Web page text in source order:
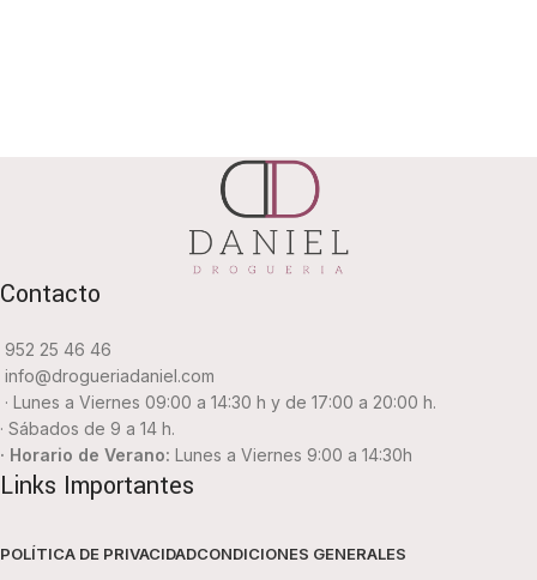
Contacto
952 25 46 46
info@drogueriadaniel.com
· Lunes a Viernes 09:00 a 14:30 h y de 17:00 a 20:00 h.
· Sábados de 9 a 14 h.
· Horario de Verano: Lunes a Viernes 9:00 a 14:30h
Links Importantes
POLÍTICA DE PRIVACIDADCONDICIONES GENERALES